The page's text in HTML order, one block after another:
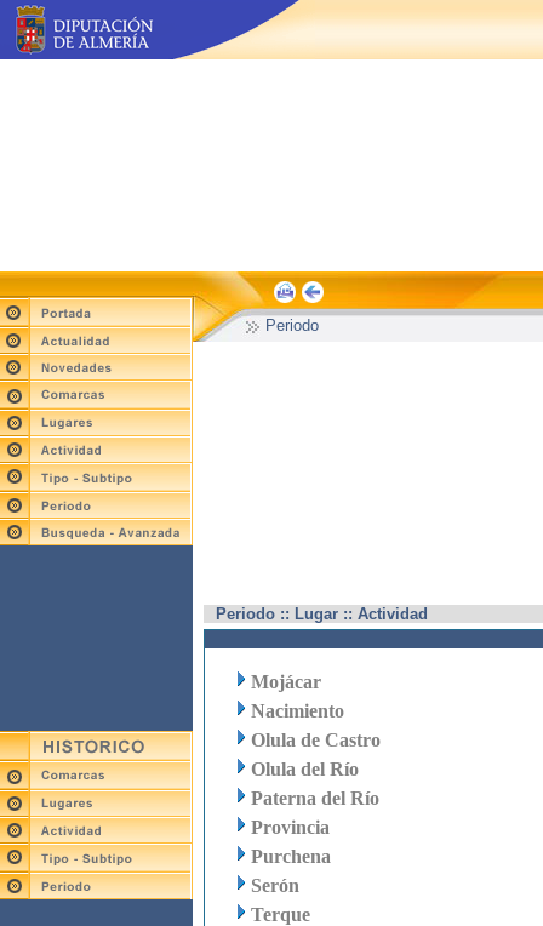
Periodo
Periodo :: Lugar :: Actividad
Mojácar
Nacimiento
Olula de Castro
Olula del Río
Paterna del Río
Provincia
Purchena
Serón
Terque